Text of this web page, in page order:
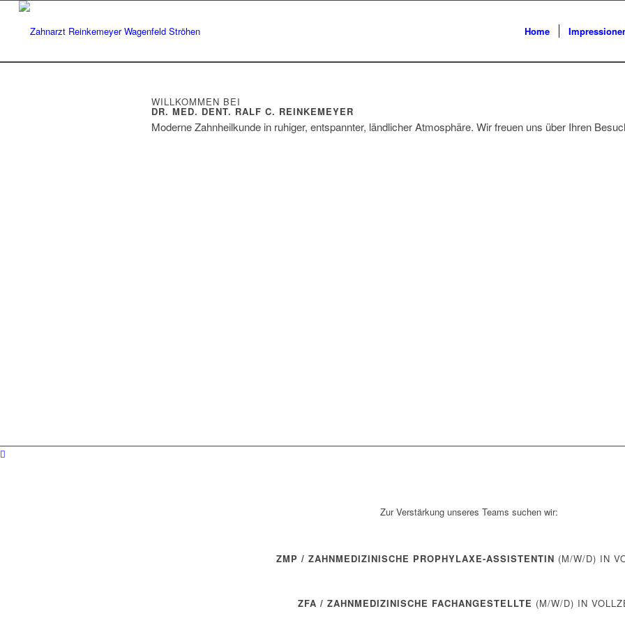
Home
WILLKOMMEN BEI
DR. MED. DENT. RALF C. REINKEMEYER
Moderne Zahnheilkunde in ruhiger, entspannter, ländlicher Atmosphäre. Wir freuen uns über Ihren
Zur Verstärkung unseres Teams suchen wir:
ZMP / ZAHNMEDIZINISCHE PROPHYLAXE-ASSISTENTIN (M/W/D) IN
ZFA / ZAHNMEDIZINISCHE FACHANGESTELLTE (M/W/D) IN